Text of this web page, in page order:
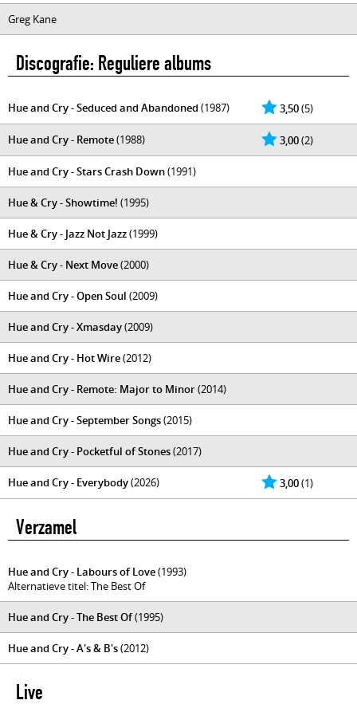
Greg Kane
Discografie: Reguliere albums
3,50(5)
Hue and Cry - Seduced and Abandoned (1987)
3,00(2)
Hue and Cry - Remote(1988)
Hue and Cry - Stars Crash Down(1991)
Hue & Cry - Showtime! (1995)
Hue & Cry - Jazz Not Jazz(1999)
Hue & Cry - Next Move(2000)
Hue and Cry - Open Soul (2009)
Hue and Cry - Xmasday(2009)
Hue and Cry - Hot Wire(2012)
Hue and Cry - Remote: Major to Minor(2014)
Hue and Cry - September Songs(2015)
Hue and Cry - Pocketful of Stones(2017)
3,00(1)
Hue and Cry - Everybody(2026)
Verzamel
Hue and Cry - Labours of Love(1993)
Alternatieve titel: The Best Of
Hue and Cry - The Best Of(1995)
Hue and Cry - A's & B's(2012)
Live